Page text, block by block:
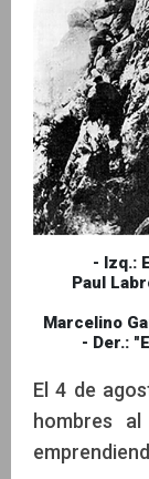
- Izq.:
Paul
Marcelino
- Der.:
El 4 de
hombres